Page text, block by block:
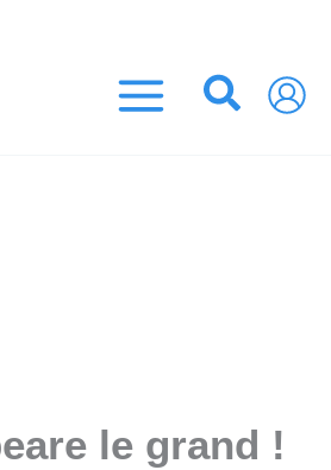
le grand !